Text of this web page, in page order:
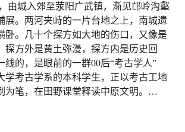
由城入郊至荥阳广武镇，渐见邙岭沟壑
展。两河夹峙的一片台地之上，南城遗
卧。几十个探方如大地的伤口，又像是
探方外是黄土弥漫，探方内是历史回
线的，是眼前的一群00后“考古学人”
考古学系的本科学生，正以考古工地
为笔，在田野课堂释读中原文明。…